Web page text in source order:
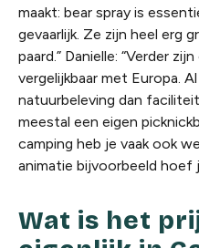
maakt: bear spray is
gevaarlijk. Ze zijn heel erg
paard.” Danielle: “Verder
vergelijkbaar met Europa.
natuurbeleving dan
meestal een eigen
camping heb je vaak ook
animatie bijvoorbeeld
Wat is het